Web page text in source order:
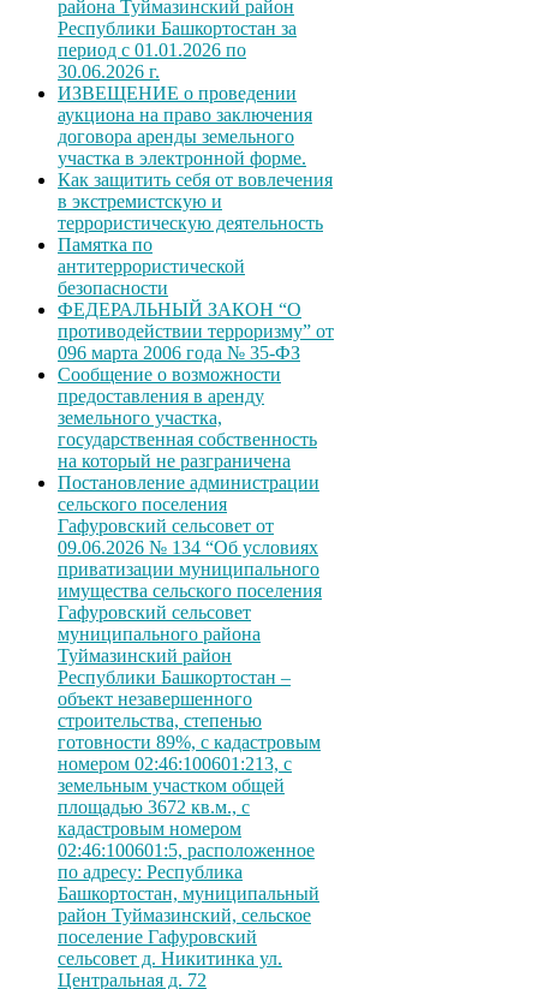
района Туймазинский район
Республики Башкортостан за
период с 01.01.2026 по
30.06.2026 г.
ИЗВЕЩЕНИЕ о проведении
аукциона на право заключения
договора аренды земельного
участка в электронной форме.
Как защитить себя от вовлечения
в экстремистскую и
террористическую деятельность
Памятка по
антитеррористической
безопасности
ФЕДЕРАЛЬНЫЙ ЗАКОН “О
противодействии терроризму” от
096 марта 2006 года № 35-ФЗ
Сообщение о возможности
предоставления в аренду
земельного участка,
государственная собственность
на который не разграничена
Постановление администрации
сельского поселения
Гафуровский сельсовет от
09.06.2026 № 134 “Об условиях
приватизации муниципального
имущества сельского поселения
Гафуровский сельсовет
муниципального района
Туймазинский район
Республики Башкортостан –
объект незавершенного
строительства, степенью
готовности 89%, с кадастровым
номером 02:46:100601:213, с
земельным участком общей
площадью 3672 кв.м., с
кадастровым номером
02:46:100601:5, расположенное
по адресу: Республика
Башкортостан, муниципальный
район Туймазинский, сельское
поселение Гафуровский
сельсовет д. Никитинка ул.
Центральная д. 72